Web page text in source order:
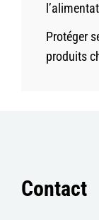
Protéger
produits
Contact